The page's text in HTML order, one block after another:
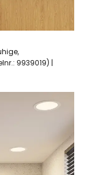
9939019) |